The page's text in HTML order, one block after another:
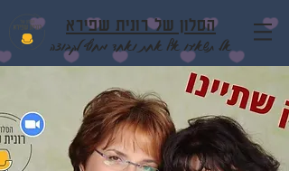
הסלון של רונית שפירא
אל תשאירו אף אחת ואחד מחוץ לקבוצה